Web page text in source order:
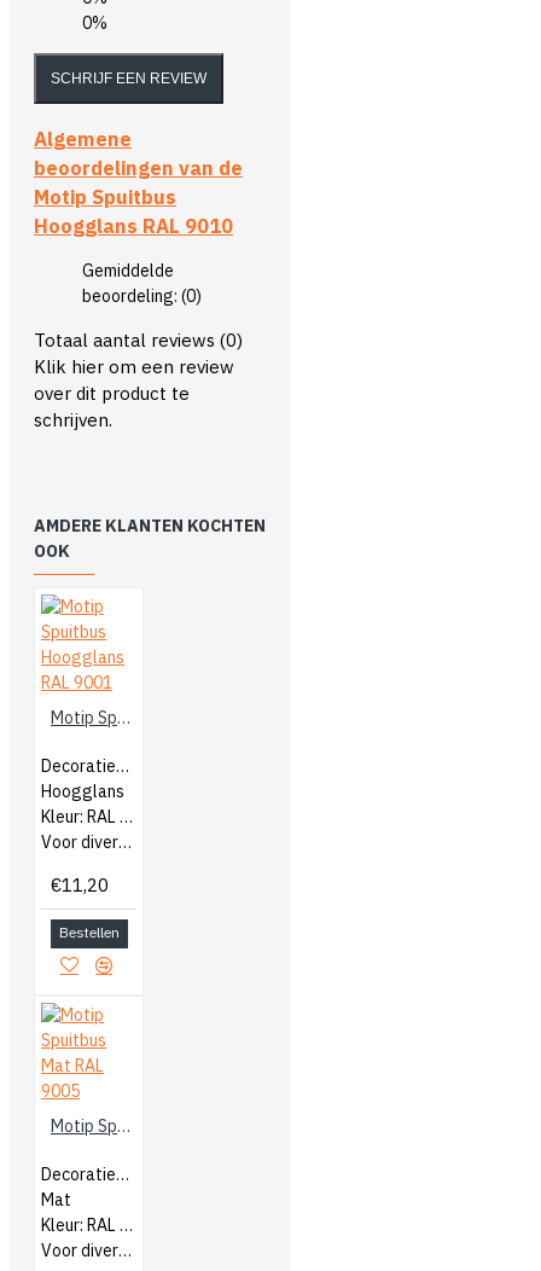
0%
SCHRIJF EEN REVIEW
Algemene
beoordelingen van de
Motip Spuitbus
Hoogglans RAL 9010
Gemiddelde
beoordeling: (0)
Totaal aantal reviews (0)
Klik hier om een review
over dit product te
schrijven.
AMDERE KLANTEN KOCHTEN
OOK
Motip Spuitbus Hoogglans RAL 9001
Decoratieve lak
Hoogglans
Kleur: RAL 9001
Voor diverse ondergronden
€11,20
Bestellen
Motip Spuitbus Mat RAL 9005
Decoratieve lak
Mat
Kleur: RAL 9005
Voor diverse ondergronden